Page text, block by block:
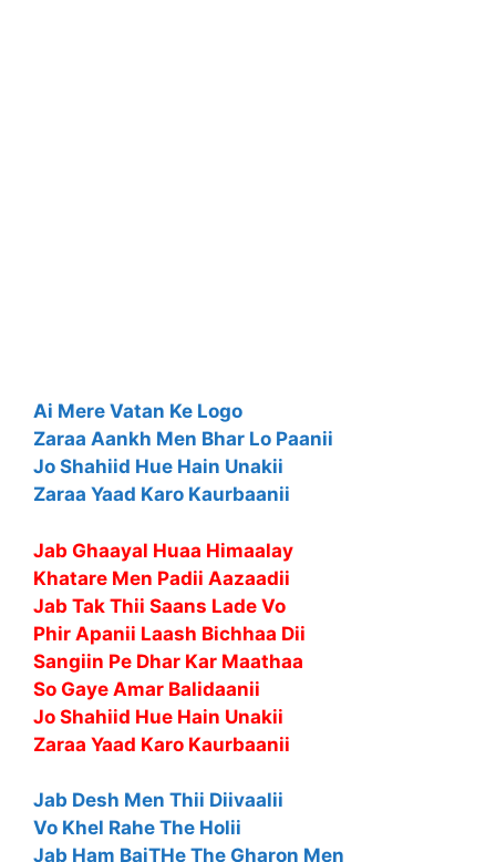
Ai Mere Vatan Ke Logo
Zaraa Aankh Men Bhar Lo Paanii
Jo Shahiid Hue Hain Unakii
Zaraa Yaad Karo Kaurbaanii
Jab Ghaayal Huaa Himaalay
Khatare Men Padii Aazaadii
Jab Tak Thii Saans Lade Vo
Phir Apanii Laash Bichhaa Dii
Sangiin Pe Dhar Kar Maathaa
So Gaye Amar Balidaanii
Jo Shahiid Hue Hain Unakii
Zaraa Yaad Karo Kaurbaanii
Jab Desh Men Thii Diivaalii
Vo Khel Rahe The Holii
Jab Ham BaiṬHe The Gharon Men